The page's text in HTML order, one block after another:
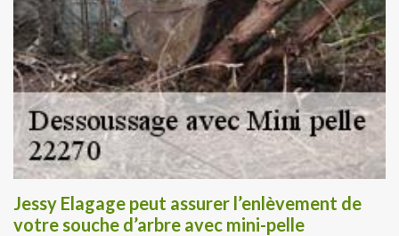
Jessy Elagage peut assurer l’enlèvement de
votre souche d’arbre avec mini-pelle